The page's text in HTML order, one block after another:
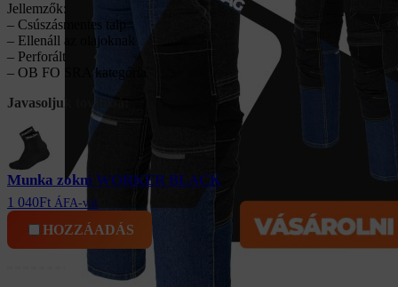
Jellemzők:
– Csúszásmentes talp
– Ellenáll az olajoknak
– Perforált
– OB FO SRA kategória
Javasoljuk továbbá:
Munka zokni WORKER BLACK
1 040Ft ÁFA-val
HOZZÁADÁS